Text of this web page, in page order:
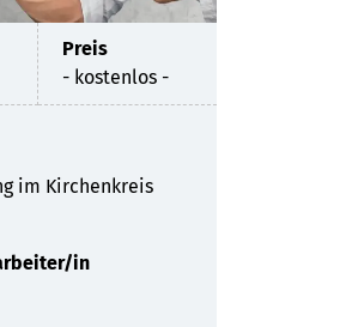
Preis
- kostenlos -
im Kirchenkreis
in